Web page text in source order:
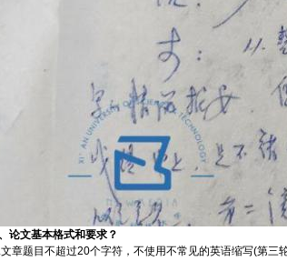
论文基本格式和要求？
章题目不超过20个字符，不使用不常见的英语缩写(第三